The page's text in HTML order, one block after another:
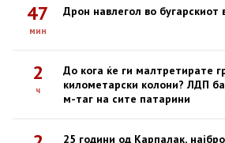
47
мин
Дрон навлегол во бугарскиот
2
ч
До кога ќе ги малтретирате
километарски колони? ЛДП
м-таг на сите патарини
25 години од Карпалак,